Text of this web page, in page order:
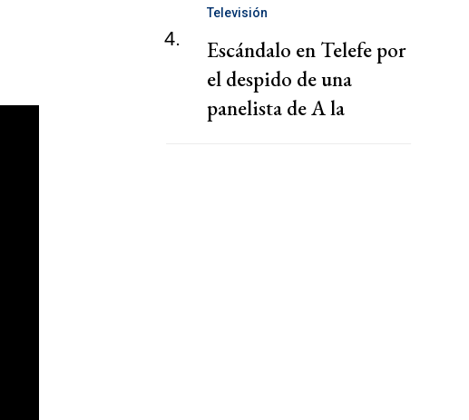
4.
Televisión
Escándalo en Telefe por
el despido de una
panelista de A la